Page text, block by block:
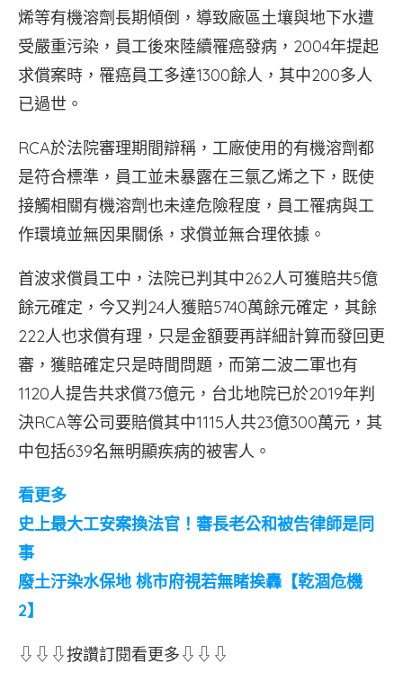
烯等有機溶劑長期傾倒，導致廠區土壤與地下水遭
受嚴重污染，員工後來陸續罹癌發病，2004年提起
求償案時，罹癌員工多達1300餘人，其中200多人
已過世。
RCA於法院審理期間辯稱，工廠使用的有機溶劑都
是符合標準，員工並未暴露在三氯乙烯之下，既使
接觸相關有機溶劑也未達危險程度，員工罹病與工
作環境並無因果關係，求償並無合理依據。
首波求償員工中，法院已判其中262人可獲賠共5億
餘元確定，今又判24人獲賠5740萬餘元確定，其餘
222人也求償有理，只是金額要再詳細計算而發回更
審，獲賠確定只是時間問題，而第二波二軍也有
1120人提告共求償73億元，台北地院已於2019年判
決RCA等公司要賠償其中1115人共23億300萬元，其
中包括639名無明顯疾病的被害人。
看更多
史上最大工安案換法官！審長老公和被告律師是同
事
廢土汙染水保地 桃市府視若無睹挨轟【乾涸危機
2】
⇩⇩⇩按讚訂閱看更多⇩⇩⇩